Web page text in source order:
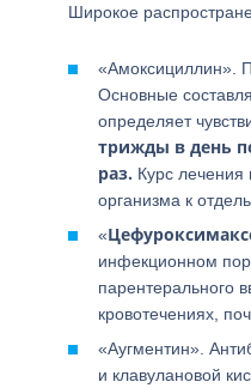
Широкое
«Амоксициллин».
Основные
определяет
трижды в день
раз. Курс лечения
организма к
«
инфекционном
парентерального
кровотечениях,
«Аугментин».
и клавулановой